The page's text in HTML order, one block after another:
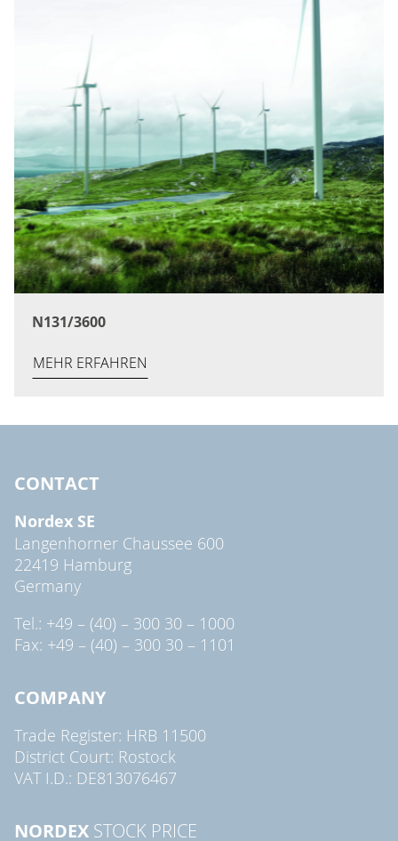
N131/3600
MEHR ERFAHREN
CONTACT
Nordex SE
Langenhorner Chaussee 600
22419 Hamburg
Germany
Tel.: +49 – (40) – 300 30 – 1000
Fax: +49 – (40) – 300 30 – 1101
COMPANY
Trade Register: HRB 11500
District Court: Rostock
VAT I.D.: DE813076467
NORDEX STOCK PRICE